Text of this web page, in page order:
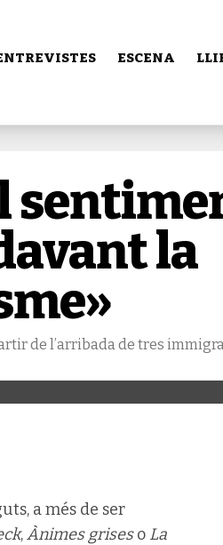
ESCENA
la
de l’arribada de tres
a més de ser
,Ànimes griseso La